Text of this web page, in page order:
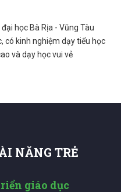
học Bà Rịa - Vũng Tàu
có kinh nghiệm dạy tiểu học
và dạy học vui vẻ
NĂNG TRẺ
giáo dục